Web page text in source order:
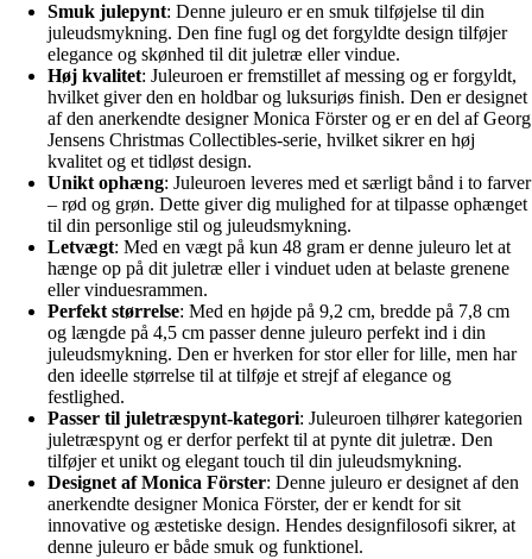
Smuk julepynt: Denne juleuro er en smuk tilføjelse til din
juleudsmykning. Den fine fugl og det forgyldte design tilføjer
elegance og skønhed til dit juletræ eller vindue.
Høj kvalitet: Juleuroen er fremstillet af messing og er forgyldt,
hvilket giver den en holdbar og luksuriøs finish. Den er designet
af den anerkendte designer Monica Förster og er en del af Georg
Jensens Christmas Collectibles-serie, hvilket sikrer en høj
kvalitet og et tidløst design.
Unikt ophæng: Juleuroen leveres med et særligt bånd i to farver
– rød og grøn. Dette giver dig mulighed for at tilpasse ophænget
til din personlige stil og juleudsmykning.
Letvægt: Med en vægt på kun 48 gram er denne juleuro let at
hænge op på dit juletræ eller i vinduet uden at belaste grenene
eller vinduesrammen.
Perfekt størrelse: Med en højde på 9,2 cm, bredde på 7,8 cm
og længde på 4,5 cm passer denne juleuro perfekt ind i din
juleudsmykning. Den er hverken for stor eller for lille, men har
den ideelle størrelse til at tilføje et strejf af elegance og
festlighed.
Passer til juletræspynt-kategori: Juleuroen tilhører kategorien
juletræspynt og er derfor perfekt til at pynte dit juletræ. Den
tilføjer et unikt og elegant touch til din juleudsmykning.
Designet af Monica Förster: Denne juleuro er designet af den
anerkendte designer Monica Förster, der er kendt for sit
innovative og æstetiske design. Hendes designfilosofi sikrer, at
denne juleuro er både smuk og funktionel.